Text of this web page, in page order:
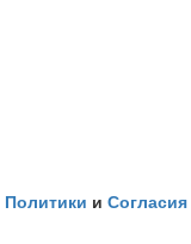
Политики и Согласия